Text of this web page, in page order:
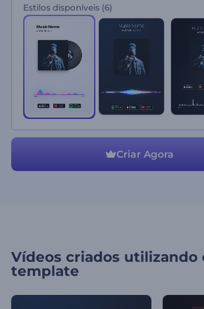
Estilos disponíveis (6)
Criar Agora
Vídeos criados utilizando
template